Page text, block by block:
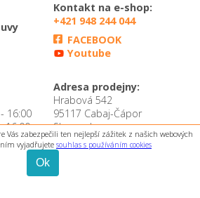
Kontakt na e-shop:
+421 948 244 044
FACEBOOK
Youtube
16:00
16:00
- 16:00
Adresa prodejny:
Hrabová 542
95117 Cabaj-Čápor
Slovensko
Kontakt na prodejnu:
Vás zabezpečili ten nejlepší zážitek z našich webových
vyjadřujete souhlas s používáním cookies
Ok